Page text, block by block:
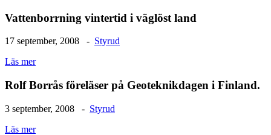
Vattenborrning vintertid i väglöst land
17 september, 2008 - Styrud
Läs mer
Rolf Borrås föreläser på Geoteknikdagen i Finland.
3 september, 2008 - Styrud
Läs mer